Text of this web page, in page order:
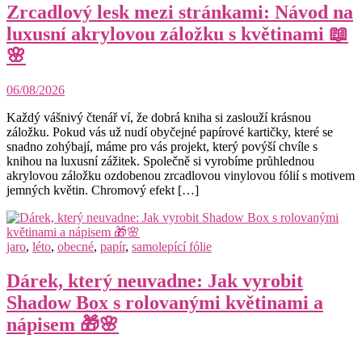
Zrcadlový lesk mezi stránkami: Návod na
luxusní akrylovou záložku s květinami 📖
🌸
06/08/2026
Každý vášnivý čtenář ví, že dobrá kniha si zaslouží krásnou
záložku. Pokud vás už nudí obyčejné papírové kartičky, které se
snadno zohýbají, máme pro vás projekt, který povýší chvíle s
knihou na luxusní zážitek. Společně si vyrobíme průhlednou
akrylovou záložku ozdobenou zrcadlovou vinylovou fólií s motivem
jemných květin. Chromový efekt […]
jaro, léto, obecné, papír, samolepící fólie
Dárek, který neuvadne: Jak vyrobit
Shadow Box s rolovanými květinami a
nápisem 🎁🌸